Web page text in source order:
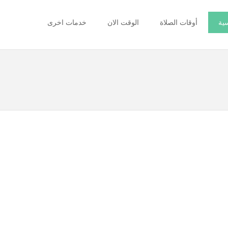
أوقات الصلاة الوقت الان خدمات اخرى